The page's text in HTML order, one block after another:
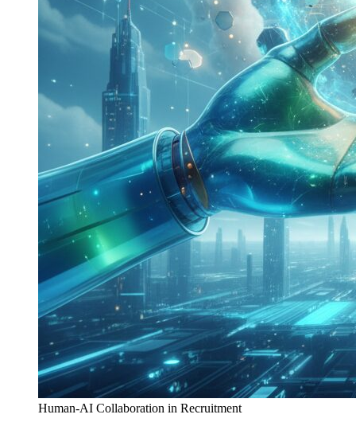
Human-AI Collaboration in Recruitment